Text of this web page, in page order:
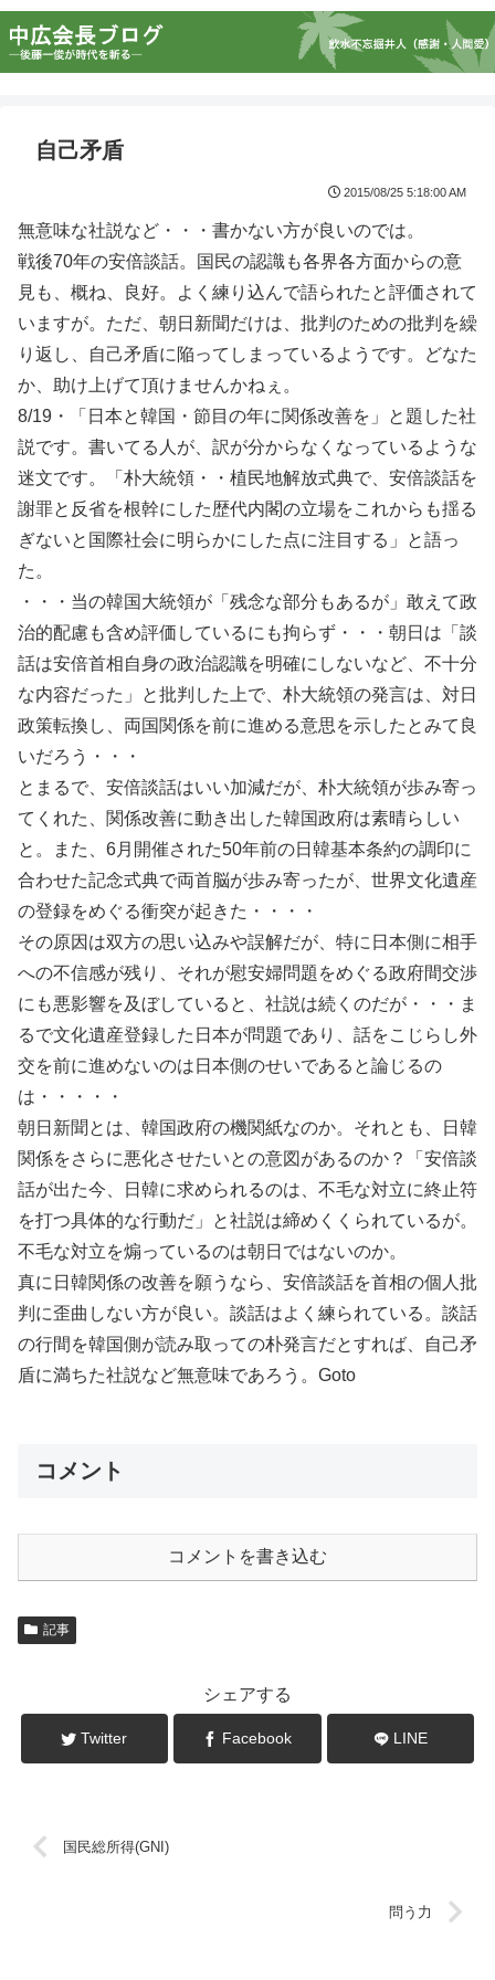
自己矛盾
2015/08/25 5:18:00 AM
無意味な社説など・・・書かない方が良いのでは。
戦後70年の安倍談話。国民の認識も各界各方面からの意
見も、概ね、良好。よく練り込んで語られたと評価されて
いますが。ただ、朝日新聞だけは、批判のための批判を繰
り返し、自己矛盾に陥ってしまっているようです。どなた
か、助け上げて頂けませんかねぇ。
8/19・「日本と韓国・節目の年に関係改善を」と題した社
説です。書いてる人が、訳が分からなくなっているような
迷文です。「朴大統領・・植民地解放式典で、安倍談話を
謝罪と反省を根幹にした歴代内閣の立場をこれからも揺る
ぎないと国際社会に明らかにした点に注目する」と語っ
た。
・・・当の韓国大統領が「残念な部分もあるが」敢えて政
治的配慮も含め評価しているにも拘らず・・・朝日は「談
話は安倍首相自身の政治認識を明確にしないなど、不十分
な内容だった」と批判した上で、朴大統領の発言は、対日
政策転換し、両国関係を前に進める意思を示したとみて良
いだろう・・・
とまるで、安倍談話はいい加減だが、朴大統領が歩み寄っ
てくれた、関係改善に動き出した韓国政府は素晴らしい
と。また、6月開催された50年前の日韓基本条約の調印に
合わせた記念式典で両首脳が歩み寄ったが、世界文化遺産
の登録をめぐる衝突が起きた・・・・
その原因は双方の思い込みや誤解だが、特に日本側に相手
への不信感が残り、それが慰安婦問題をめぐる政府間交渉
にも悪影響を及ぼしていると、社説は続くのだが・・・ま
るで文化遺産登録した日本が問題であり、話をこじらし外
交を前に進めないのは日本側のせいであると論じるの
は・・・・・
朝日新聞とは、韓国政府の機関紙なのか。それとも、日韓
関係をさらに悪化させたいとの意図があるのか？「安倍談
話が出た今、日韓に求められるのは、不毛な対立に終止符
を打つ具体的な行動だ」と社説は締めくくられているが。
不毛な対立を煽っているのは朝日ではないのか。
真に日韓関係の改善を願うなら、安倍談話を首相の個人批
判に歪曲しない方が良い。談話はよく練られている。談話
の行間を韓国側が読み取っての朴発言だとすれば、自己矛
盾に満ちた社説など無意味であろう。Goto
コメント
コメントを書き込む
記事
シェアする
Twitter Facebook LINE
国民総所得(GNI)
問う力